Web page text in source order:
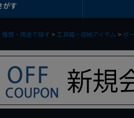
がす
種類・用途で探す 工具箱・収納アイテム ポ